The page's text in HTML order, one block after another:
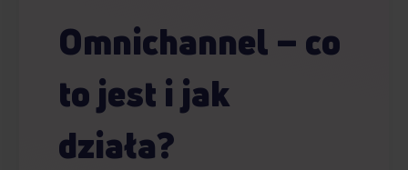
Omnichannel – co
to jest i jak
działa?